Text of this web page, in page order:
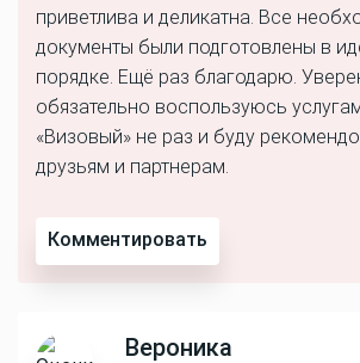
приветлива и деликатна. Все
документы были подготовлены в
порядке. Ещё раз благодарю.
обязательно воспользуюсь
«Визовый» не раз и буду
друзьям и партнерам.
Комментировать
Вероника